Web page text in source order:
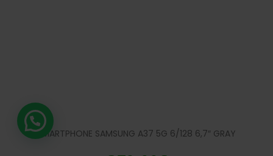
SMARTPHONE SAMSUNG A37 5G 6/128 6,7″ GRAY